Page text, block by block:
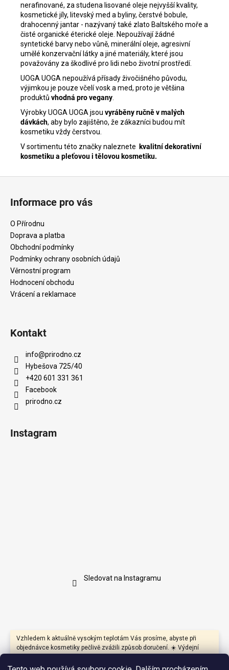
Vzhledem k aktuálně vysokým teplotám Vás prosíme, abyste při
objednávce kosmetiky pečlivě zvážili způsob doručení. ☀️ Výdejní
teplotám, které mohou negativně ovlivnit především produkty s
nerafinované, za studena lisované oleje nejvyšší kvality,
kosmetické jíly, litevský med a byliny, čerstvé bobule,
drahocenný jantar - nazývaný také zlato Baltského moře a
čisté organické éterické oleje. Nepoužívají žádné
syntetické barvy nebo vůně, minerální oleje, agresivní
umělé konzervační látky a jiné materiály, které jsou
považovány za škodlivé pro lidi nebo životní prostředí.
UOGA UOGA nepoužívá přísady živočišného původu,
výjimkou je pouze včelí vosk a med, proto je většina
produktů vhodná pro vegany
Výrobky UOGA UOGA jsou vyráběny ručně v malých
dávkách, aby bylo zajištěno, že zákazníci budou mít
kosmetiku vždy čerstvou.
V sortimentu této značky naleznete kvalitní dekorativní
kosmetiku a pleťovou i tělovou kosmetiku.
Informace pro vás
O Přírodnu
Doprava a platba
Obchodní podmínky
Podmínky ochrany osobních údajů
Věrnostní program
Hodnocení obchodu
Vrácení a reklamace
Kontakt
info@prirodno.cz
Hybešova 725/40
+420 601 331 361
Facebook
prirodno.cz
Instagram
Sledovat na Instagramu